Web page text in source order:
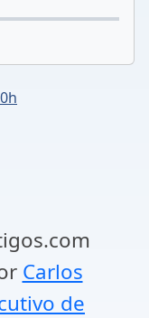
Carlos
de